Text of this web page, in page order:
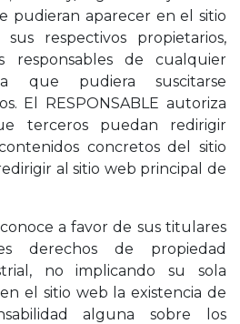
pudieran aparecer en el sitio
respectivos propietarios,
responsables de cualquier
que pudiera suscitarse
El RESPONSABLE autoriza
terceros puedan redirigir
concretos del sitio
al sitio web principal de
a favor de sus titulares
derechos de propiedad
no implicando su sola
el sitio web la existencia de
alguna sobre los